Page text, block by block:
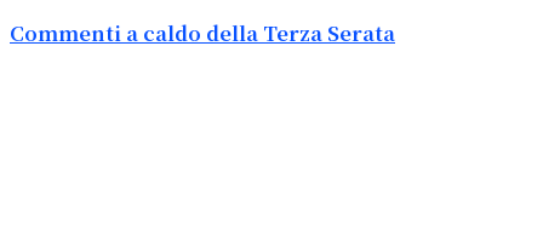
Commenti a caldo della Terza Serata